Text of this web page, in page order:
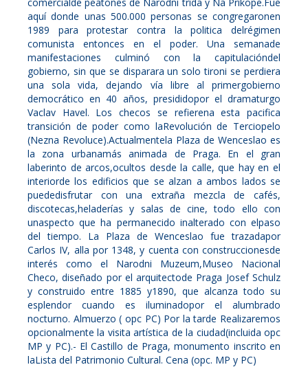
aquí donde unas 500.000 personas se congregaronen
1989 para protestar contra la politica delrégimen
comunista entonces en el poder. Una semanade
manifestaciones culminó con la capitulacióndel
gobierno, sin que se disparara un solo tironi se perdiera
una sola vida, dejando vía libre al primergobierno
democrático en 40 años, presididopor el dramaturgo
Vaclav Havel. Los checos se refierena esta pacifica
transición de poder como laRevolución de Terciopelo
(Nezna Revoluce).Actualmentela Plaza de Wenceslao es
la zona urbanamás animada de Praga. En el gran
laberinto de arcos,ocultos desde la calle, que hay en el
interiorde los edificios que se alzan a ambos lados se
puededisfrutar con una extraña mezcla de cafés,
discotecas,heladerías y salas de cine, todo ello con
unaspecto que ha permanecido inalterado con elpaso
del tiempo. La Plaza de Wenceslao fue trazadapor
Carlos IV, alla por 1348, y cuenta con construccionesde
interés como el Narodni Muzeum,Museo Nacional
Checo, diseñado por el arquitectode Praga Josef Schulz
y construido entre 1885 y1890, que alcanza todo su
esplendor cuando es iluminadopor el alumbrado
nocturno. Almuerzo ( opc PC) Por la tarde Realizaremos
opcionalmente la visita artística de la ciudad(incluida opc
MP y PC).- El Castillo de Praga, monumento inscrito en
laLista del Patrimonio Cultural. Cena (opc. MP y PC)